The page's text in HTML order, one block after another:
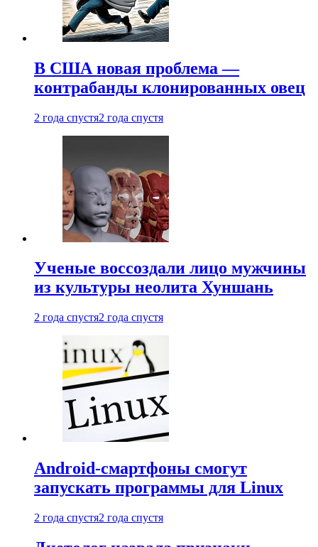
В США новая проблема —
контрабанды клонированных овец
2 года спустя2 года спустя
Ученые воссоздали лицо мужчины
из культуры неолита Хуншань
2 года спустя2 года спустя
Android-смартфоны смогут
запускать программы для Linux
2 года спустя2 года спустя